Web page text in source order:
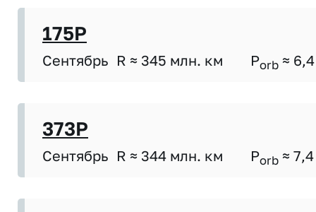
175P
Сентябрь R ≈ 345 млн. км Porb ≈ 6,4
373P
Сентябрь R ≈ 344 млн. км Porb ≈ 7,4